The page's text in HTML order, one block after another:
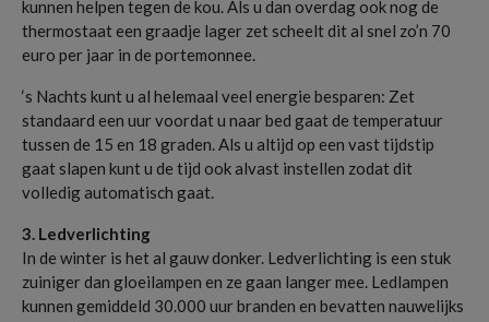
kunnen helpen tegen de kou. Als u dan overdag ook nog de
thermostaat een graadje lager zet scheelt dit al snel zo’n 70
euro per jaar in de portemonnee.
‘s Nachts kunt u al helemaal veel energie besparen: Zet
standaard een uur voordat u naar bed gaat de temperatuur
tussen de 15 en 18 graden. Als u altijd op een vast tijdstip
gaat slapen kunt u de tijd ook alvast instellen zodat dit
volledig automatisch gaat.
3. Ledverlichting
In de winter is het al gauw donker. Ledverlichting is een stuk
zuiniger dan gloeilampen en ze gaan langer mee. Ledlampen
kunnen gemiddeld 30.000 uur branden en bevatten nauwelijks